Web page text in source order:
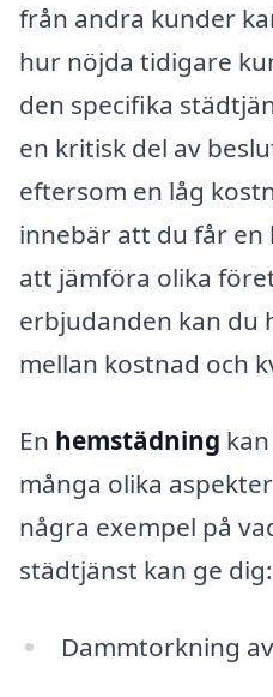
från andra kunder
hur nöjda tidigare
den specifika
en kritisk del av
eftersom en låg
innebär att du får en
att jämföra olika
erbjudanden kan du
mellan kostnad och
En hemstädning
många olika
några exempel på
städtjänst kan ge dig:
Dammtorkning